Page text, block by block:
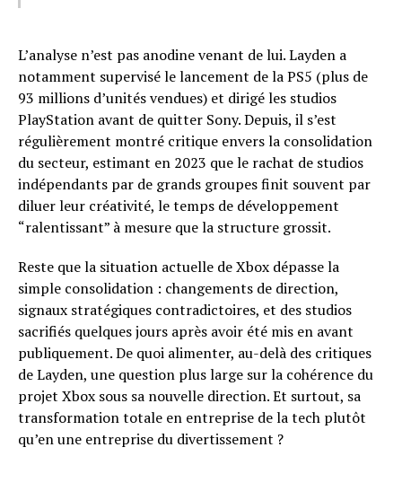
L’analyse n’est pas anodine venant de lui. Layden a
notamment supervisé le lancement de la PS5 (plus de
93 millions d’unités vendues) et dirigé les studios
PlayStation avant de quitter Sony. Depuis, il s’est
régulièrement montré critique envers la consolidation
du secteur, estimant en 2023 que le rachat de studios
indépendants par de grands groupes finit souvent par
diluer leur créativité, le temps de développement
“ralentissant” à mesure que la structure grossit.
Reste que la situation actuelle de Xbox dépasse la
simple consolidation : changements de direction,
signaux stratégiques contradictoires, et des studios
sacrifiés quelques jours après avoir été mis en avant
publiquement. De quoi alimenter, au-delà des critiques
de Layden, une question plus large sur la cohérence du
projet Xbox sous sa nouvelle direction. Et surtout, sa
transformation totale en entreprise de la tech plutôt
qu’en une entreprise du divertissement ?